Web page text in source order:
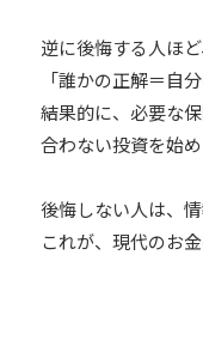
逆に後悔する人ほど
「誰かの正解＝自
結果的に、必要な保
合わない投資を始
後悔しない人は、
これが、現代のお